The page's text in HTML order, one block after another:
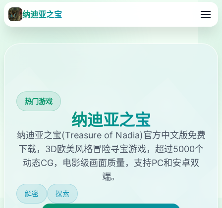
纳迪亚之宝
热门游戏
纳迪亚之宝
纳迪亚之宝(Treasure of Nadia)官方中文版免费
下载，3D欧美风格冒险寻宝游戏，超过5000个
动态CG，电影级画面质量，支持PC和安卓双
端。
解密 探索